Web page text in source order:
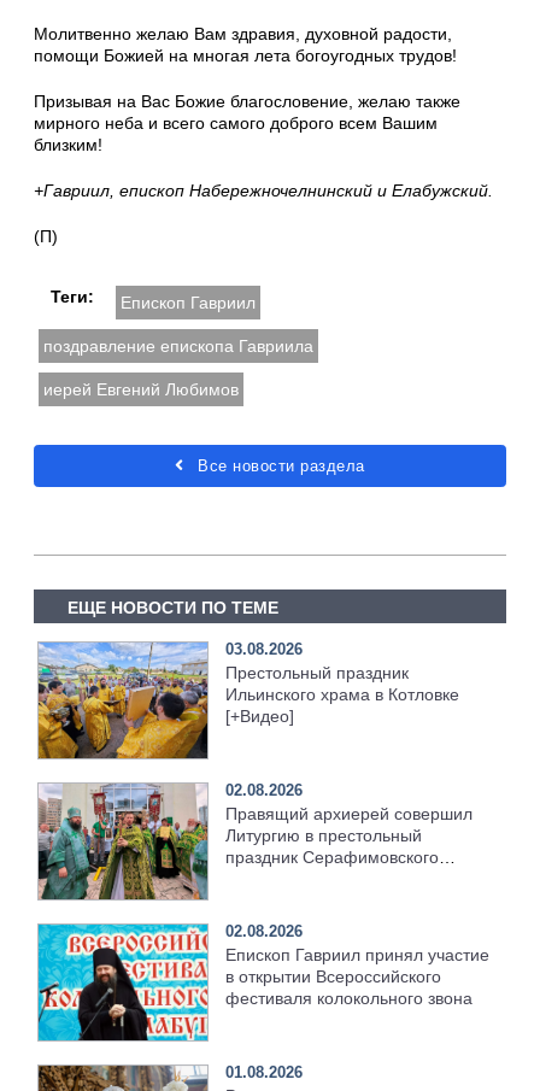
Молитвенно желаю Вам здравия, духовной радости,
помощи Божией на многая лета богоугодных трудов!
Призывая на Вас Божие благословение, желаю также
мирного неба и всего самого доброго всем Вашим
близким!
+Гавриил, епископ Набережночелнинский и Елабужский.
(П)
Теги: Епископ Гавриил
поздравление епископа Гавриила
иерей Евгений Любимов
Все новости раздела
ЕЩЕ НОВОСТИ ПО ТЕМЕ
03.08.2026
Престольный праздник
Ильинского храма в Котловке
[+Видео]
02.08.2026
Правящий архиерей совершил
Литургию в престольный
праздник Серафимовского
02.08.2026
Епископ Гавриил принял участие
в открытии Всероссийского
фестиваля колокольного звона
01.08.2026